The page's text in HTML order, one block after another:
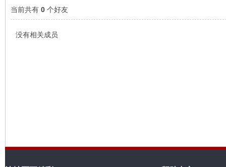
当前共有 0 个好友
没有相关成员